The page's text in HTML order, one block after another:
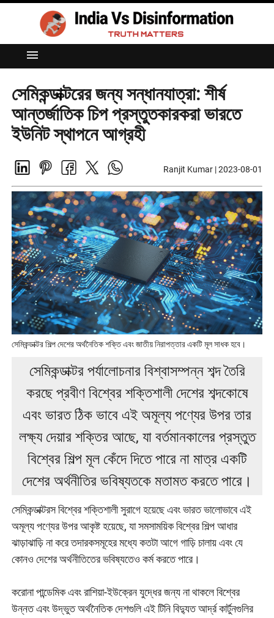
menu
সেমিকন্ডাক্টরের জন্য সন্ধানযাত্রা: শীর্ষ
আন্তর্জাতিক চিপ প্রস্তুতকারকরা ভারতে
ইউনিট স্থাপনে আগ্রহী
Ranjit Kumar|2023-08-01
সেমিকন্ডাক্টর শিল্প দেশের অর্থনৈতিক শক্তি এবং জাতীয় নিরাপত্তার একটি মূল সাধক হবে।
সেমিকন্ডাক্টর পর্যালোচনার বিশ্বাসম্পন্ন শব্দ তৈরি
করছে প্রবীণ বিশ্বের শক্তিশালী দেশের শব্দকোষে
এবং ভারত ঠিক ভাবে এই অমূল্য পণ্যের উপর তার
লক্ষ্য দেয়ার শক্তির আছে, যা বর্তমানকালের প্রস্তুত
বিশ্বের শিল্প মূল কেঁদে দিতে পারে না মাত্র একটি
দেশের অর্থনীতির ভবিষ্যতকে মতামত করতে পারে।
সেমিকন্ডাক্টরস বিশ্বের শক্তিশালী সুরাগে হয়েছে এবং ভারত ভালোভাবে এই
অমূল্য পণ্যের উপর আকৃষ্ট হয়েছে, যা সমসাময়িক বিশ্বের শিল্প আধার
ঝাড়াঝাড়ি না করে তদারকসমূহের মধ্যে কতটা আগে গাড়ি চালায় এবং যে
কোনও দেশের অর্থনীতিতের ভবিষ্যতেও কর্ম করতে পারে।
করোনা পান্ডেমিক এবং রাশিয়া-ইউক্রেন যুদ্ধের জন্য না থাকলে বিশ্বের
উন্নত এবং উদ্ভুত অর্থনৈতিক দেশগুলি এই টিনি বিদ্যুত আর্দ্র কার্টুনগুলির